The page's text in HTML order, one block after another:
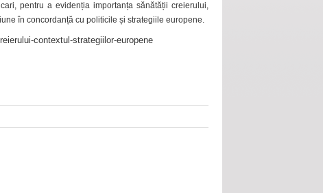
pentru a evidenția importanța sănătății creierului,
în concordanță cu politicile și strategiile europene.
contextul-strategiilor-europene